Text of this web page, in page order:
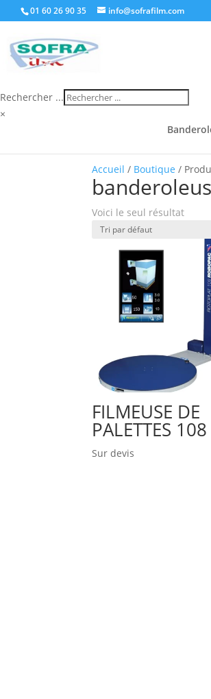
01 60 26 90 35 info@sofrafilm.com
Rechercher ...
×
Accueil / Boutique /
Voici le seul résultat
FILMEUSE DE
PALETTES
Sur devis